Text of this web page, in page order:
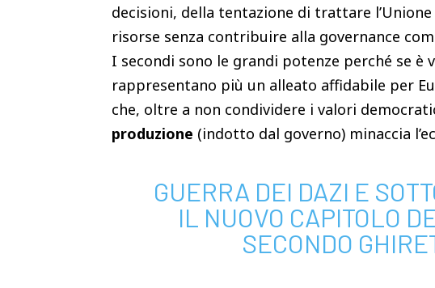
decisioni, della tentazione di trattare
risorse senza contribuire alla governance
I secondi sono le grandi potenze perché se è
rappresentano più un alleato affidabile per
che, oltre a non condividere i valori
produzione (indotto dal governo) minaccia
GUERRA DEI DAZI E
IL NUOVO CAPITOLO
SECONDO